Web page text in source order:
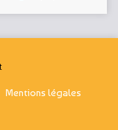
Mentions légales